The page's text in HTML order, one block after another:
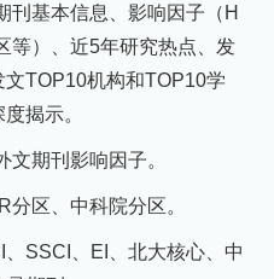
刊基本信息、影响因子（ H
等）、近5年研究热点、发
文TOP10机构和TOP10学
揭示。
期刊影响因子。
分区、中科院分区。
SSCI EI
、北大核心、中